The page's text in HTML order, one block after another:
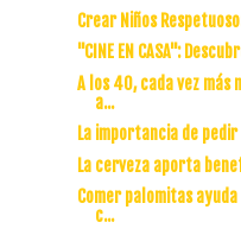
Crear Niños
"CINE EN CASA":
A los 40, cada vez más
a...
La importancia de
La cerveza aporta
Comer palomitas
c...